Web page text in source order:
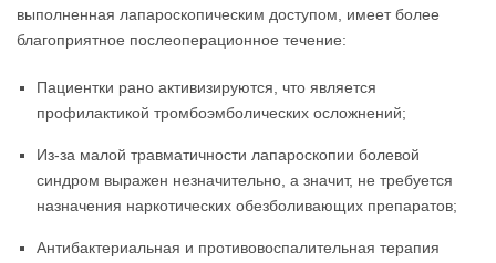
выполненная лапароскопическим доступом, имеет более
благоприятное послеоперационное течение:
Пациентки рано активизируются, что является
профилактикой тромбоэмболических осложнений;
Из-за малой травматичности лапароскопии болевой
синдром выражен незначительно, а значит, не требуется
назначения наркотических обезболивающих препаратов;
Антибактериальная и противовоспалительная терапия